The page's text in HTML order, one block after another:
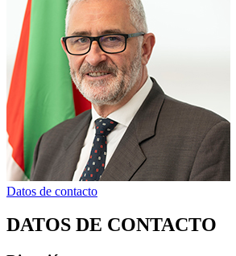
Datos de contacto
DATOS DE CONTACTO